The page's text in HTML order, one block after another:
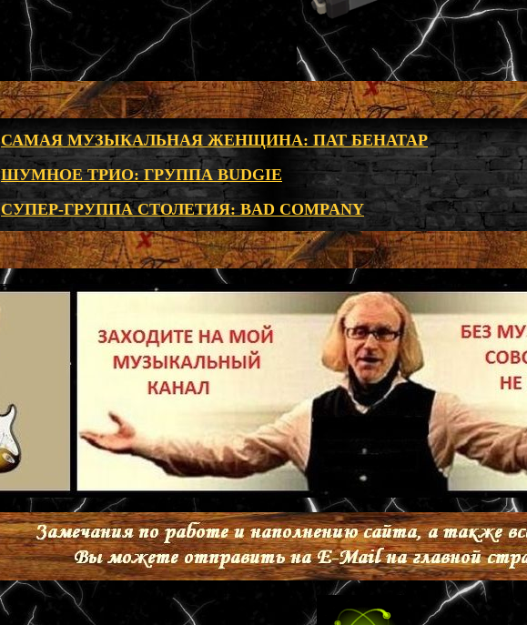
САМАЯ МУЗЫКАЛЬНАЯ ЖЕНЩИНА: ПАТ БЕНАТАР
ШУМНОЕ ТРИО: ГРУППА BUDGIE
СУПЕР-ГРУППА СТОЛЕТИЯ: BAD COMPANY